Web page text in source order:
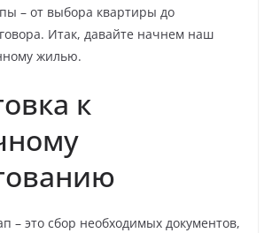
– от выбора квартиры до
Итак, давайте начнем наш
жилью.
к
– это сбор необходимых документов,